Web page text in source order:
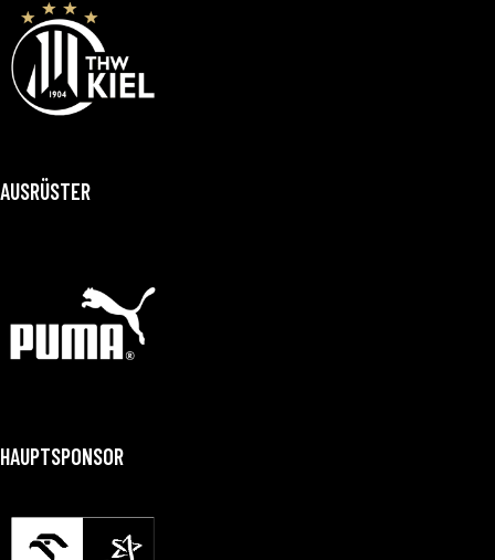
AUSRÜSTER
HAUPTSPONSOR